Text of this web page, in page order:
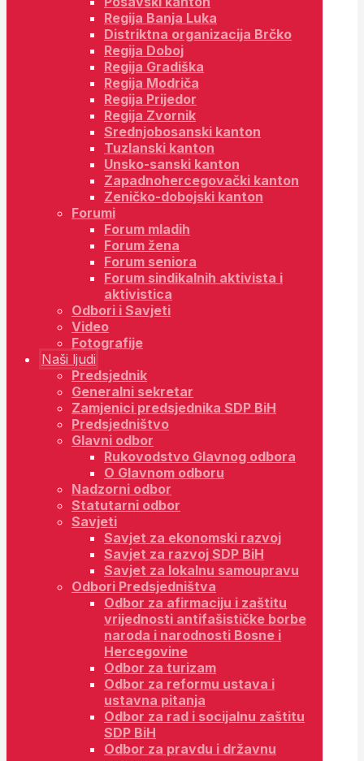
Regija Banja Luka
Distriktna organizacija Brčko
Regija Doboj
Regija Gradiška
Regija Modriča
Regija Prijedor
Regija Zvornik
Srednjobosanski kanton
Tuzlanski kanton
Unsko-sanski kanton
Zapadnohercegovački kanton
Zeničko-dobojski kanton
Forumi
Forum mladih
Forum žena
Forum seniora
Forum sindikalnih aktivista i
aktivistica
Odbori i Savjeti
Video
Fotografije
Naši ljudi
Predsjednik
Generalni sekretar
Zamjenici predsjednika SDP BiH
Predsjedništvo
Glavni odbor
Rukovodstvo Glavnog odbora
O Glavnom odboru
Nadzorni odbor
Statutarni odbor
Savjeti
Savjet za ekonomski razvoj
Savjet za razvoj SDP BiH
Savjet za lokalnu samoupravu
Odbori Predsjedništva
Odbor za afirmaciju i zaštitu
vrijednosti antifašističke borbe
naroda i narodnosti Bosne i
Hercegovine
Odbor za turizam
Odbor za reformu ustava i
ustavna pitanja
Odbor za rad i socijalnu zaštitu
SDP BiH
Odbor za pravdu i državnu